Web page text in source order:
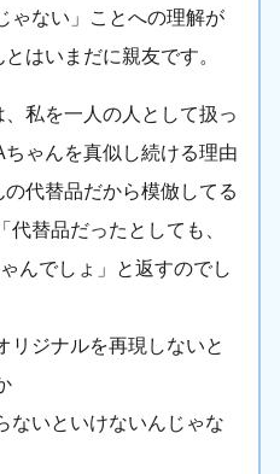
ゃない」ことへの理解が
はいまだに親友です。
私を一人の人として扱っ
ゃんを真似し続ける理由
代替品だから模倣してる
替品だったとしても、
んでしょ」と返すのでし
リジナルを再現しないと
ないといけないんじゃな